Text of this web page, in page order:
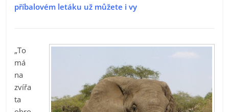
příbalovém letáku už můžete i vy
„To
má
na
zvířa
ta